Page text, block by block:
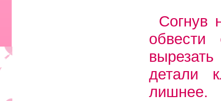
Согнув
детали
лишнее.